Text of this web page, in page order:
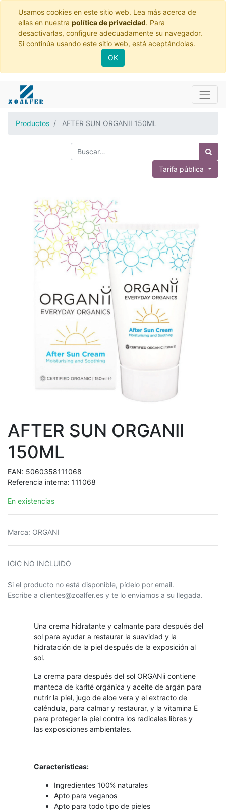
Usamos cookies en este sitio web. Lea más acerca de
ellas en nuestra política de privacidad. Para
desactivarlas, configure adecuadamente su navegador.
Si continúa usando este sitio web, está aceptándolas.
OK
Productos AFTER SUN ORGANII 150ML
Tarifa pública
AFTER SUN ORGANII
150ML
EAN: 5060358111068
Referencia interna: 111068
En existencias
Marca: ORGANI
IGIC NO INCLUIDO
Si el producto no está disponible, pídelo por email.
Escribe a clientes@zoalfer.es y te lo enviamos a su llegada.
Una crema hidratante y calmante para después del
sol para ayudar a restaurar la suavidad y la
hidratación de la piel después de la exposición al
sol.
La crema para después del sol ORGANii contiene
manteca de karité orgánica y aceite de argán para
nutrir la piel, jugo de aloe vera y el extracto de
caléndula, para calmar y restaurar, y la vitamina E
para proteger la piel contra los radicales libres y
las exposiciones ambientales.
Características:
Ingredientes 100% naturales
Apto para veganos
Apto para todo tipo de pieles